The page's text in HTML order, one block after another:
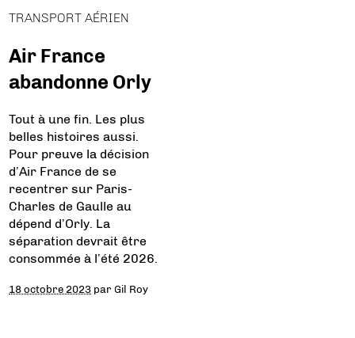
TRANSPORT AÉRIEN
Air France
abandonne Orly
Tout à une fin. Les plus
belles histoires aussi.
Pour preuve la décision
d’Air France de se
recentrer sur Paris-
Charles de Gaulle au
dépend d’Orly. La
séparation devrait être
consommée à l’été 2026.
18 octobre 2023 parGil Roy